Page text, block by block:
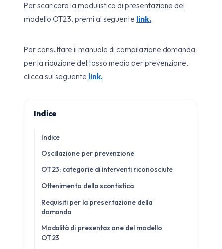
Per scaricare la modulistica di presentazione del
modello OT23, premi al seguente link.
Per consultare il manuale di compilazione domanda
per la riduzione del tasso medio per prevenzione,
clicca sul seguente link.
Indice
Indice
Oscillazione per prevenzione
OT23: categorie di interventi riconosciute
Ottenimento della scontistica
Requisiti per la presentazione della
domanda
Modalità di presentazione del modello
OT23